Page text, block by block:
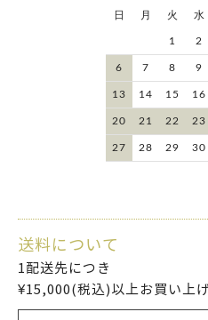
日 月 火 水
1 2
6 7 8 9
13 14 15 16
20 21 22 23
27 28 29 30
送料について
1配送先につき
¥15,000(税込)以上お買い上